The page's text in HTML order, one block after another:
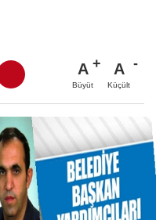
A
Büyüt
A
Küçült